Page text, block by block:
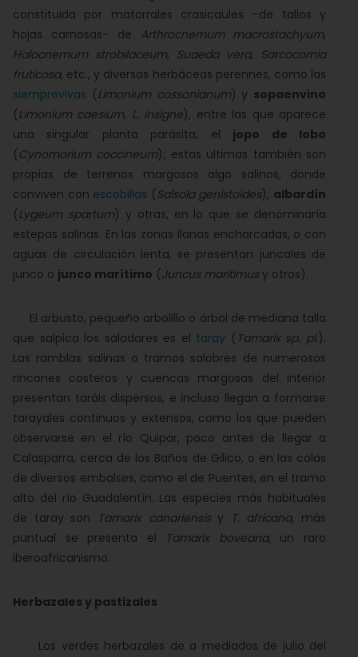
constituida por matorrales crasicaules –de tallos y
hojas carnosas– de Arthrocnemum macrostachyum,
Halocnemum strobilaceum, Suaeda vera, Sarcocornia
fruticosa, etc., y diversas herbáceas perennes, como las
siemprevivas (Limonium cossonianum) y sopaenvino
(Limonium caesium, L. insigne), entre las que aparece
una singular planta parásita, el jopo de lobo
( Cynomorium coccineum); estas ultimas también son
propias de terrenos margosos algo salinos, donde
conviven con escobillas ( Salsola genistoides), albardín
(Lygeum spartum) y otras, en lo que se denominaría
estepas salinas. En las zonas llanas encharcadas, o con
aguas de circulación lenta, se presentan juncales de
junco o junco marítimo (Juncus maritimusy otros).
El arbusto, pequeño arbolillo o árbol de mediana talla
que salpica los saladares es el taray ( Tamarix sp. pl.).
Las ramblas salinas o tramos salobres de numerosos
rincones costeros y cuencas margosas del interior
presentan taráis dispersos, e incluso llegan a formarse
tarayales continuos y extensos, como los que pueden
observarse en el río Quipar, poco antes de llegar a
Calasparra, cerca de los Baños de Gilico, o en las colas
de diversos embalses, como el de Puentes, en el tramo
alto del río Guadalentín. Las especies más habituales
de taray son
Tamarix canariensisy T. africana, más
puntual se presenta el
Tamarix boveana, un raro
iberoafricanismo.
Herbazales y pastizales
Los verdes herbazales de a mediados de julio del